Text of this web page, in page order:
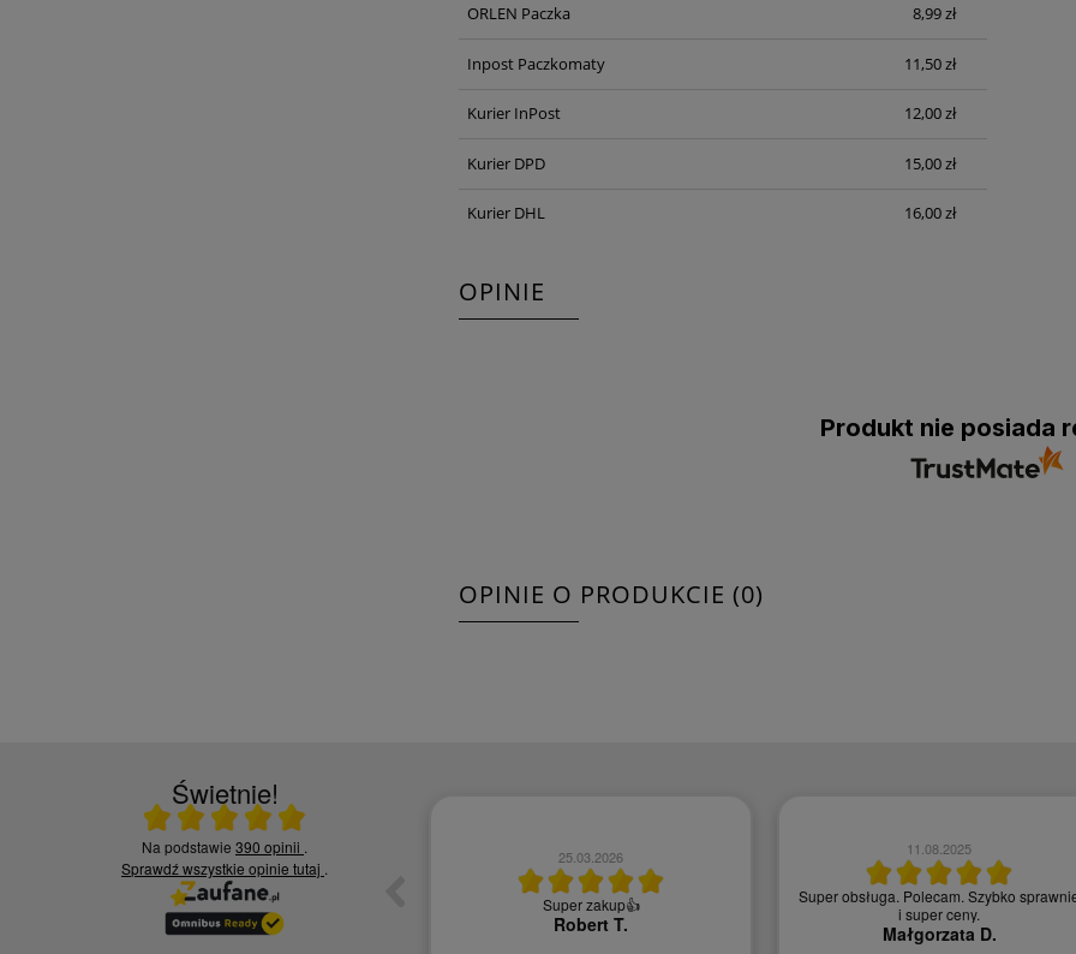
ORLEN Paczka 8,99 zł
Inpost Paczkomaty 11,50 zł
Kurier InPost 12,00 zł
Kurier DPD 15,00 zł
Kurier DHL 16,00 zł
OPINIE
Produkt nie posiada
OPINIE O PRODUKCIE (0)
Świetnie!
Ocena średnia 5 na 5
Na podstawie 390 opinii .
Sprawdź wszystkie opinie tutaj .
10.06.2026
Czy jesteś zadowolony z jakości naszych
usług? - Zadowolona tak polecę
Kamila S.
25.03.2026
Super zakup👍
Robert T.
11.08.2025
Super obsługa. Polecam. Szybko
i super ceny.
Małgorzata D.